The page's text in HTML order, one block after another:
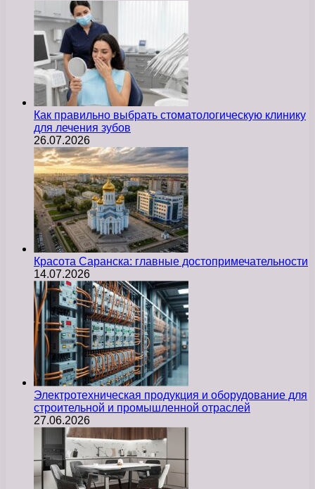
Как правильно выбрать стоматологическую клинику
для лечения зубов
26.07.2026
Красота Саранска: главные достопримечательности
14.07.2026
Электротехническая продукция и оборудование для
строительной и промышленной отраслей
27.06.2026